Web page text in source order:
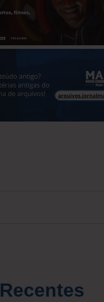
Recentes